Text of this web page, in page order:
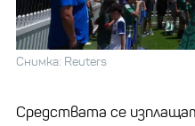
Снимка: Reuters
Средствата се